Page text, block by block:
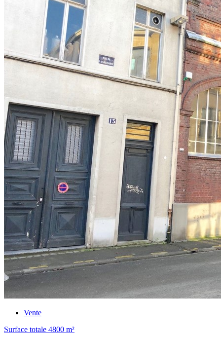
Vente
Surface totale 4800 m²